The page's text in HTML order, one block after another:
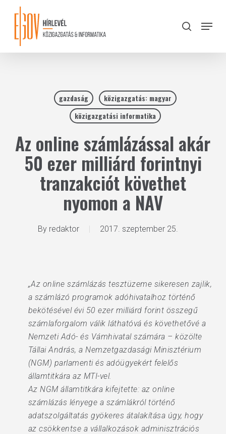
content
search
Menu
gazdaság
közigazgatás: magyar
közigazgatási informatika
Az online számlázással akár
50 ezer milliárd forintnyi
tranzakciót követhet
nyomon a NAV
By redaktor 2017. szeptember 25.
„Az online számlázás tesztüzeme sikeresen zajlik,
a számlázó programok adóhivatalhoz történő
bekötésével évi 50 ezer milliárd forint összegű
számlaforgalom válik láthatóvá és követhetővé a
Nemzeti Adó- és Vámhivatal számára – közölte
Tállai András, a Nemzetgazdasági Minisztérium
(NGM) parlamenti és adóügyekért felelős
államtitkára az MTI-vel.
Az NGM államtitkára kifejtette: az online
számlázás lényege a számlákról történő
adatszolgáltatás gyökeres átalakítása úgy, hogy
az csökkentse a vállalkozások adminisztrációs
Close